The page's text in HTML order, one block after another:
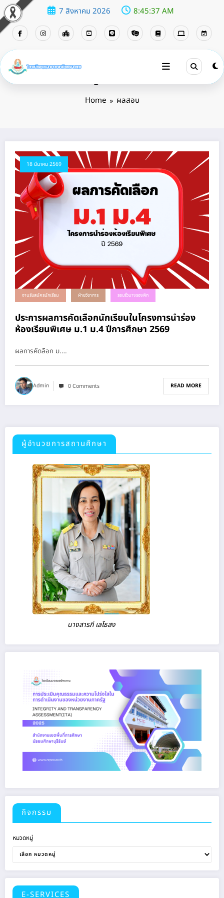
7 สิงหาคม 2026 8:45:37 AM
Home ผลสอบ
18 มีนาคม 2569
งานรับสมัครนักเรียน ฝ่ายวิชาการ รอบรั้วนางรองพิท
ประการผลการคัดเลือกนักเรียนในโครงการนำร่อง
ห้องเรียนพิเศษ ม.1 ม.4 ปีการศึกษา 2569
ผลการคัดลือก ม.…
Admin 0 Comments READ MORE
ผู้อำนวยการสถานศึกษา
นางสารภี เลไธสง
กิจกรรม
หมวดหมู่
E-SERVICES